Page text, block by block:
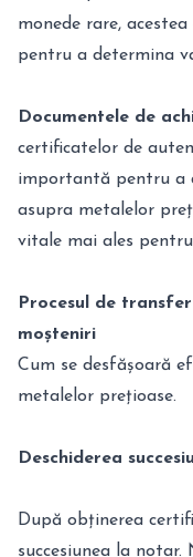
monede rare,
pentru a determina
Documentele de
certificatelor de
importantă pentru a
asupra metalelor
vitale mai ales
Procesul de
moșteniri
Cum se desfășoară
metalelor prețioase.
Deschiderea
După obținerea
succesiunea la